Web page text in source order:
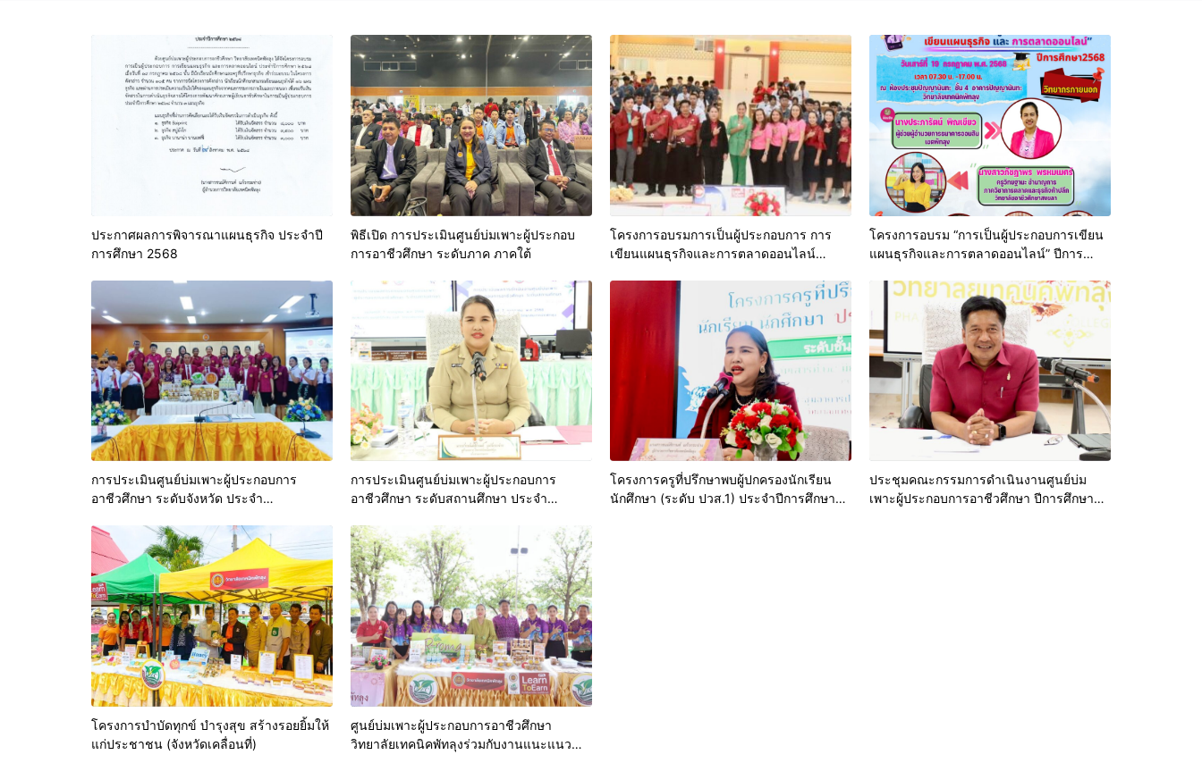
ประกาศผลการพิจารณาแผนธุรกิจ ประจำปี
การศึกษา 2568
พิธีเปิด การประเมินศูนย์บ่มเพาะผู้ประกอบ
การอาชีวศึกษา ระดับภาค ภาคใต้
โครงการอบรมการเป็นผู้ประกอบการ การ
เขียนแผนธุรกิจและการตลาดออนไลน์
โครงการอบรม “การเป็นผู้ประกอบการเขียน
แผนธุรกิจและการตลาดออนไลน์” ปีการ
การประเมินศูนย์บ่มเพาะผู้ประกอบการ
อาชีวศึกษา ระดับจังหวัด ประจำ
การศึกษา 2567)
การประเมินศูนย์บ่มเพาะผู้ประกอบการ
อาชีวศึกษา ระดับสถานศึกษา ประจำ
โครงการครูที่ปรึกษาพบผู้ปกครองนักเรียน
นักศึกษา (ระดับ ปวส.1) ประจำปีการศึกษา
ประชุมคณะกรรมการดำเนินงานศูนย์บ่ม
เพาะผู้ประกอบการอาชีวศึกษา ปีการศึกษา
โครงการบำบัดทุกข์ บำรุงสุข สร้างรอยยิ้มให้
แก่ประชาชน (จังหวัดเคลื่อนที่)
ศูนย์บ่มเพาะผู้ประกอบการอาชีวศึกษา
วิทยาลัยเทคนิคพัทลุงร่วมกับงานแนะแนว